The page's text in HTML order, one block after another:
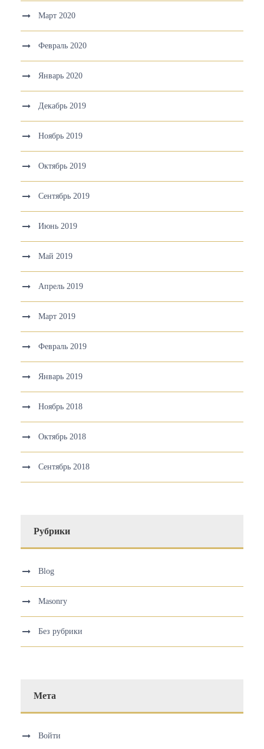
Март 2020
Февраль 2020
Январь 2020
Декабрь 2019
Ноябрь 2019
Октябрь 2019
Сентябрь 2019
Июнь 2019
Май 2019
Апрель 2019
Март 2019
Февраль 2019
Январь 2019
Ноябрь 2018
Октябрь 2018
Сентябрь 2018
Рубрики
Blog
Masonry
Без рубрики
Мета
Войти